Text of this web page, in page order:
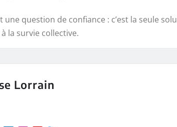
une question de confiance : c’est la seule
la survie collective.
Lorrain